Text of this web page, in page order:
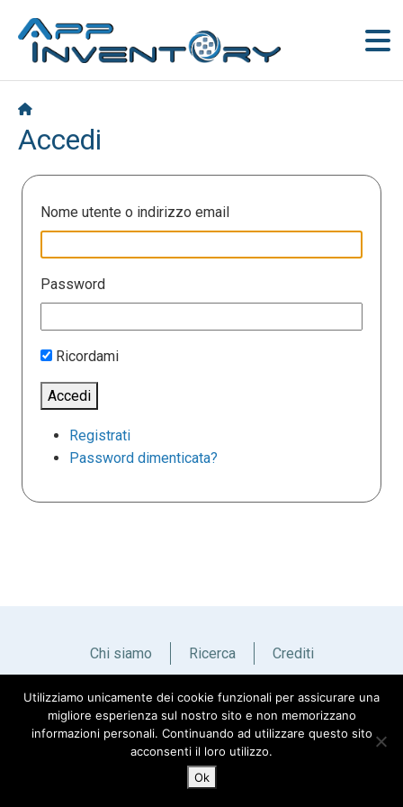
Accedi
Nome utente o indirizzo email
Password
Ricordami
Accedi
Registrati
Password dimenticata?
Chi siamo Ricerca Crediti
Italiano English
Utilizziamo unicamente dei cookie funzionali per assicurare una
migliore esperienza sul nostro sito e non memorizzano
informazioni personali. Continuando ad utilizzare questo sito
acconsenti il loro utilizzo.
Ok